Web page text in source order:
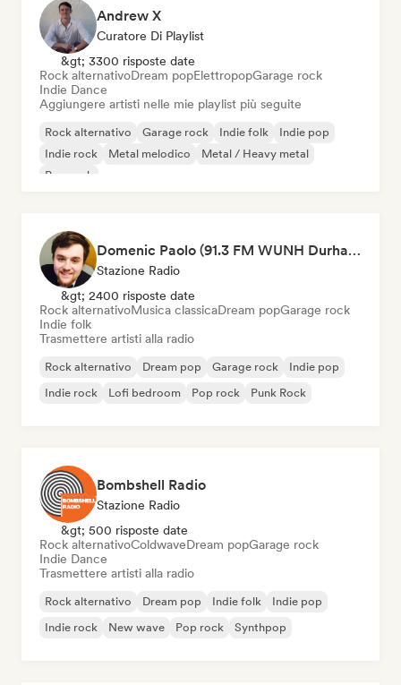
Andrew X
Curatore Di Playlist
&gt; 3300 risposte date
Rock alternativoDream popElettropopGarage rock
Indie Dance
Aggiungere artisti nelle mie playlist più seguite
Rock alternativo Garage rock Indie folk
Indie pop
Indie rock
Metal melodico
Metal / Heavy metal
Pop rock
Domenic Paolo (91.3 FM WUNH Durham)
Stazione Radio
&gt; 2400 risposte date
Rock alternativoMusica classicaDream popGarage rock
Indie folk
Trasmettere artisti alla radio
Rock alternativo Dream pop Garage rock
Indie pop
Indie rock
Lofi bedroom Pop rock Punk Rock
Bombshell Radio
Stazione Radio
&gt; 500 risposte date
Rock alternativoColdwaveDream popGarage rock
Indie Dance
Trasmettere artisti alla radio
Rock alternativo Dream pop Indie folk
Indie pop
Indie rock
New wave Pop rock Synthpop